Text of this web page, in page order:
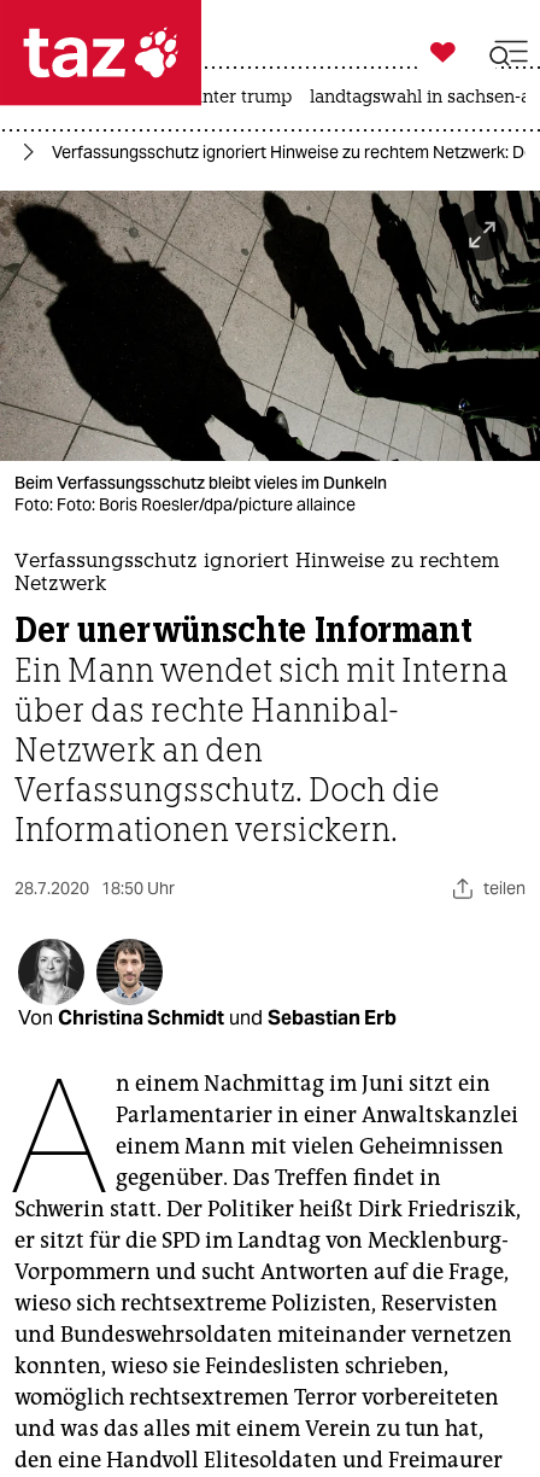
 taz zahl ich
taz zahl ich
themen
politik
öko
gesellschaft
kultur
sport
berlin
nord
wahrheit
verlag
verlag
veranstaltungen
shop
fragen & hilfe
unterstützen
abo
epaper login

taz zahl ich
usa unter trump landtagswahl in sachsen-
Verfassungsschutz ignoriert Hinweise zu rechtem Netzwerk:
Beim Verfassungsschutz bleibt vieles im Dunkeln
Foto: Foto: Boris Roesler/dpa/picture allaince
Verfassungsschutz ignoriert Hinweise zu rechtem
Netzwerk
Der unerwünschte Informant
Ein Mann wendet sich mit Interna
über das rechte Hannibal-
Netzwerk an den
Verfassungsschutz. Doch die
Informationen versickern.
28.7.2020 18:50 Uhr teilen
Von Christina Schmidt und Sebastian Erb
A n einem Nachmittag im Juni sitzt ein
Parlamentarier in einer Anwaltskanzlei
einem Mann mit vielen Geheimnissen
gegenüber. Das Treffen findet in
Schwerin statt. Der Politiker heißt Dirk Friedriszik,
er sitzt für die SPD im Landtag von Mecklenburg-
Vorpommern und sucht Antworten auf die Frage,
wieso sich rechtsextreme Polizisten, Reservisten
und Bundeswehrsoldaten miteinander vernetzen
konnten, wieso sie Feindeslisten schrieben,
womöglich rechtsextremen Terror vorbereiteten
und was das alles mit einem Verein zu tun hat,
den eine Handvoll Elitesoldaten und Freimaurer